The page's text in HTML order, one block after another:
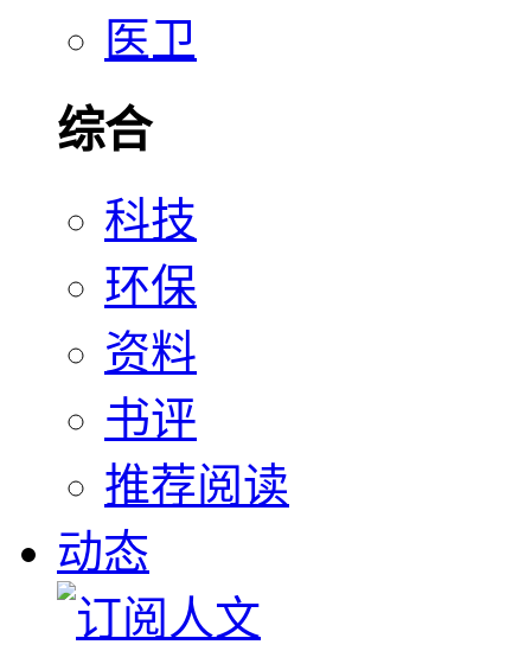
医卫
综合
科技
环保
资料
书评
推荐阅读
动态